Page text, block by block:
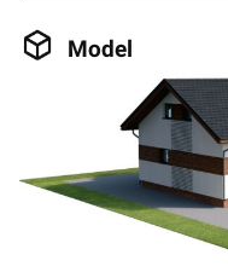
Model